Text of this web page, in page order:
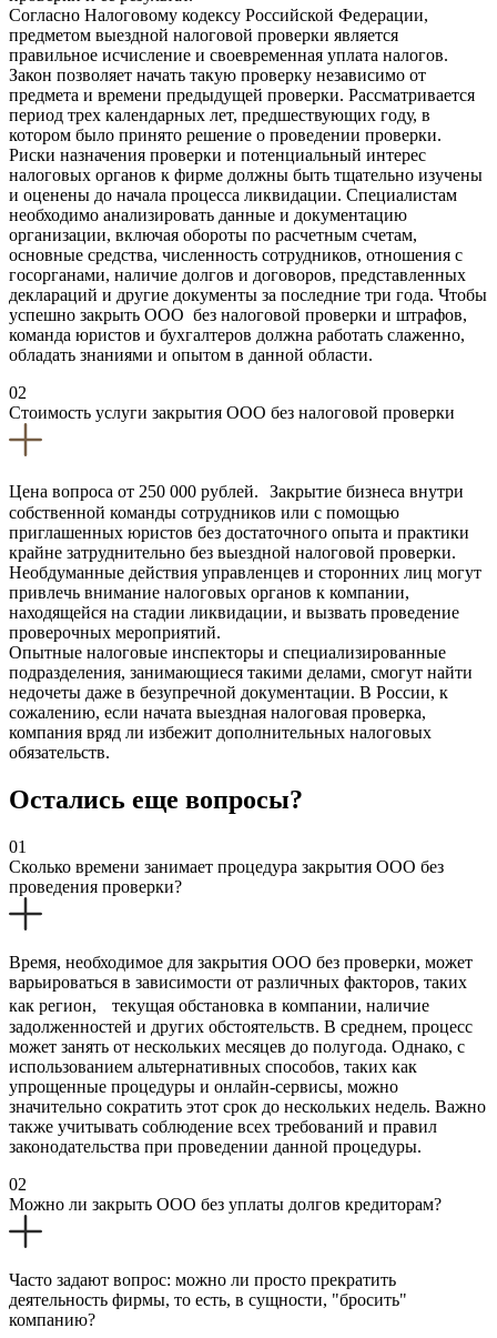
Согласно Налоговому кодексу Российской Федерации,
предметом выездной налоговой проверки является
правильное исчисление и своевременная уплата налогов.
Закон позволяет начать такую проверку независимо от
предмета и времени предыдущей проверки. Рассматривается
период трех календарных лет, предшествующих году, в
котором было принято решение о проведении проверки.
Риски назначения проверки и потенциальный интерес
налоговых органов к фирме должны быть тщательно изучены
и оценены до начала процесса ликвидации. Специалистам
необходимо анализировать данные и документацию
организации, включая обороты по расчетным счетам,
основные средства, численность сотрудников, отношения с
госорганами, наличие долгов и договоров, представленных
деклараций и другие документы за последние три года. Чтобы
успешно закрыть ООО без налоговой проверки и штрафов,
команда юристов и бухгалтеров должна работать слаженно,
обладать знаниями и опытом в данной области.
02
Стоимость услуги закрытия ООО без налоговой проверки
Цена вопроса от 250 000 рублей. Закрытие бизнеса внутри
собственной команды сотрудников или с помощью
приглашенных юристов без достаточного опыта и практики
крайне затруднительно без выездной налоговой проверки.
Необдуманные действия управленцев и сторонних лиц могут
привлечь внимание налоговых органов к компании,
находящейся на стадии ликвидации, и вызвать проведение
проверочных мероприятий.
Опытные налоговые инспекторы и специализированные
подразделения, занимающиеся такими делами, смогут найти
недочеты даже в безупречной документации. В России, к
сожалению, если начата выездная налоговая проверка,
компания вряд ли избежит дополнительных налоговых
обязательств.
Остались еще вопросы?
01
Сколько времени занимает процедура закрытия ООО без
проведения проверки?
Время, необходимое для закрытия ООО без проверки, может
варьироваться в зависимости от различных факторов, таких
как регион, текущая обстановка в компании, наличие
задолженностей и других обстоятельств. В среднем, процесс
может занять от нескольких месяцев до полугода. Однако, с
использованием альтернативных способов, таких как
упрощенные процедуры и онлайн-сервисы, можно
значительно сократить этот срок до нескольких недель. Важно
также учитывать соблюдение всех требований и правил
законодательства при проведении данной процедуры.
02
Можно ли закрыть ООО без уплаты долгов кредиторам?
Часто задают вопрос: можно ли просто прекратить
деятельность фирмы, то есть, в сущности, "бросить"
компанию?